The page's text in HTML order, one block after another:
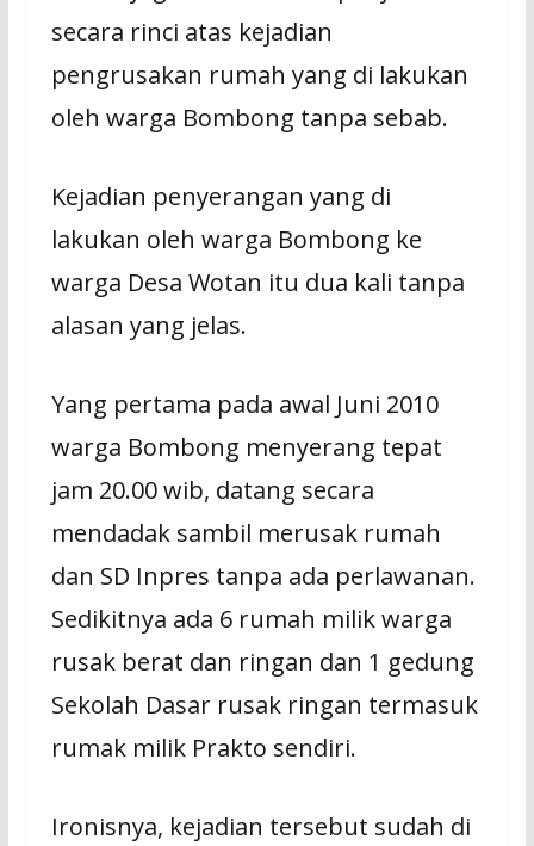
secara rinci atas kejadian
pengrusakan rumah yang di lakukan
oleh warga Bombong tanpa sebab.
Kejadian penyerangan yang di
lakukan oleh warga Bombong ke
warga Desa Wotan itu dua kali tanpa
alasan yang jelas.
Yang pertama pada awal Juni 2010
warga Bombong menyerang tepat
jam 20.00 wib, datang secara
mendadak sambil merusak rumah
dan SD Inpres tanpa ada perlawanan.
Sedikitnya ada 6 rumah milik warga
rusak berat dan ringan dan 1 gedung
Sekolah Dasar rusak ringan termasuk
rumak milik Prakto sendiri.
Ironisnya, kejadian tersebut sudah di